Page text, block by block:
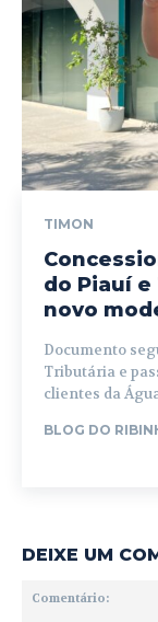
TIMON
do Piauí
novo
Documento
Tributária e
clientes da
BLOG DO
DEIXE UM